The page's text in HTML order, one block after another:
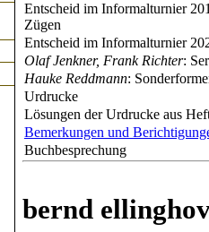
Entscheid im Informalturnier
Zügen
Entscheid im Informalturnier
Olaf Jenkner, Frank Richter:
Hauke Reddmann:
Urdrucke
Lösungen der Urdrucke aus
Bemerkungen und
Buchbesprechung
bernd